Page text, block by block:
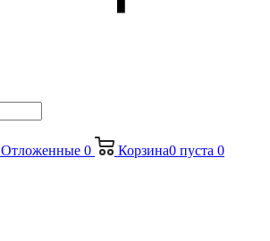
Отложенные 0 Корзина0 пуста 0